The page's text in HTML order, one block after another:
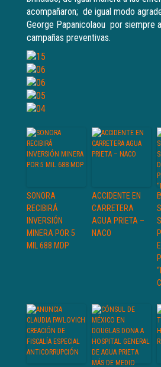
acompañaron; de igual modo
George Papanicolaou por siempre
campañas preventivas.
SONORA
RECIBIRÁ
INVERSIÓN
MINERA POR 5
MIL 688 MDP
ACCIDENTE EN
CARRETERA
AGUA PRIETA –
NACO